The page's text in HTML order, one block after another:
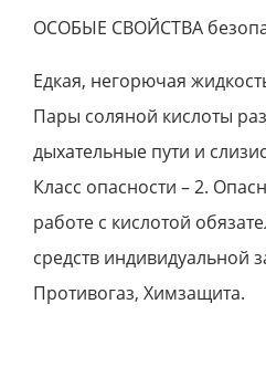
ОСОБЫЕ СВОЙСТВА
Едкая, негорючая
Пары соляной кислоты
дыхательные пути и
Класс опасности – 2.
работе с кислотой
средств индивидуальной
Противогаз, Химзащита.